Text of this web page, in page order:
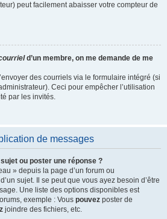
peut facilement abaisser votre compteur de
d’un membre, on me demande de me
des courriels via le formulaire intégré (si
Ceci pour empêcher l’utilisation
par les invités.
de messages
ou poster une réponse ?
» depuis la page d’un forum ou
sujet. Il se peut que vous ayez besoin d’être
Une liste des options disponibles est
exemple : Vous pouvez poster de
joindre des fichiers, etc.